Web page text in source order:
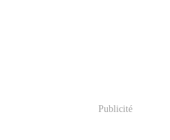
Publicité